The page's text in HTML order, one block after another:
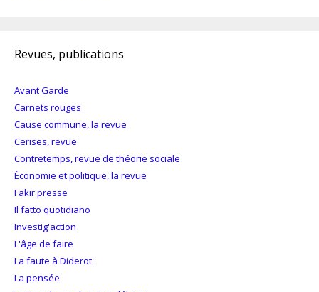
Revues, publications
Avant Garde
Carnets rouges
Cause commune, la revue
Cerises, revue
Contretemps, revue de théorie sociale
Économie et politique, la revue
Fakir presse
Il fatto quotidiano
Investig'action
L'âge de faire
La faute à Diderot
La pensée